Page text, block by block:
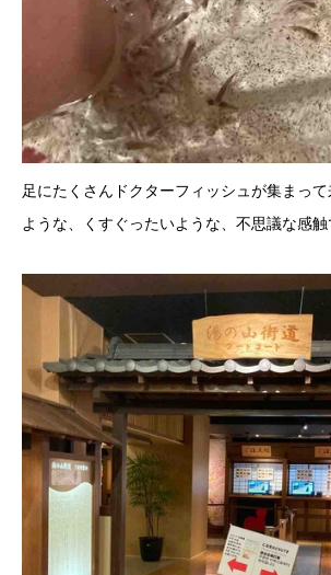
足にたくさんドクターフィッシュが集まっ
ような、くすぐったいような、不思議な感触